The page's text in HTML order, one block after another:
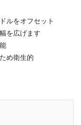
ルをオフセット
を広げます
め衛生的